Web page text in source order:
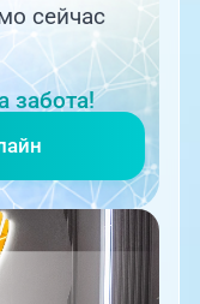
сейчас
забота!